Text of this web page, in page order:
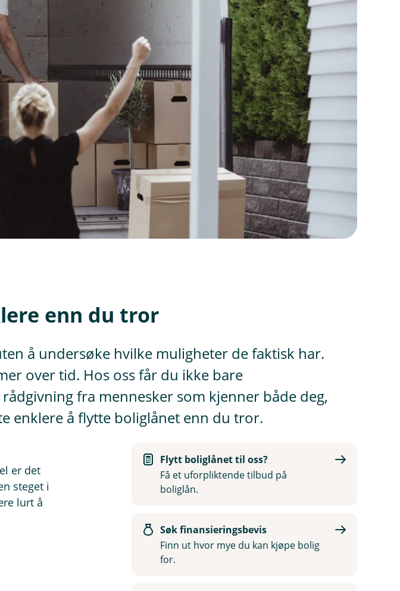
enn du tror
å undersøke hvilke muligheter de faktisk har.
over tid. Hos oss får du ikke bare
fra mennesker som kjenner både deg,
enklere å flytte boliglånet enn du tror.
er det
steget i
lurt å
Flytt boliglånet til oss?
Få et uforpliktende tilbud på
boliglån.
Søk finansieringsbevis
Finn ut hvor mye du kan kjøpe bolig
for.